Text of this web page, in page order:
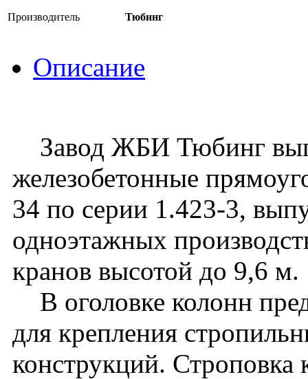
Производитель Тюбинг
Описание
Завод ЖБИ Тюбинг
железобетонные
34 по серии 1.423-3,
одноэтажных
кранов высотой до 9,6 м.
В оголовке колонн
для крепления
конструкций. Строповка